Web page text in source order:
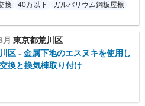
換 40万以下
ガルバリウム鋼板屋根
東京都荒川区
区 - 金属下地のエスヌキを使用し
換と換気棟取り付け